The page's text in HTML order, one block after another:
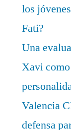
los
Fati?
Una
Xavi
Valencia
defensa